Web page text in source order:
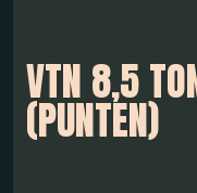
VTN 8,5
(PUNTEN)